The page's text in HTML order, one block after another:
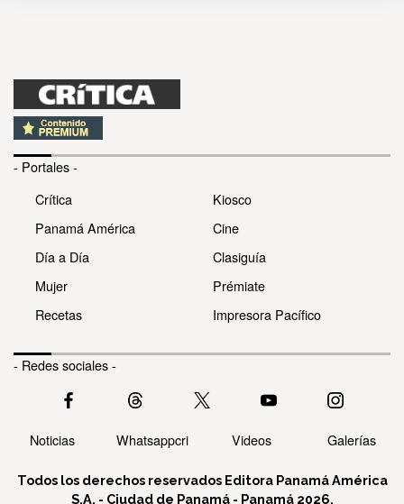
- Portales -
Crítica
Panamá América
Día a Día
Mujer
Recetas
Kiosco
Cine
Clasiguía
Prémiate
Impresora Pacífico
- Redes sociales -
Noticias Whatsappcri Videos Galerías
Todos los derechos reservados Editora Panamá América
S.A. - Ciudad de Panamá - Panamá 2026.